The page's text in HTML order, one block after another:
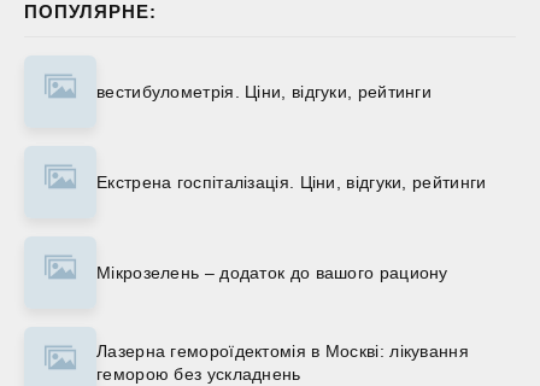
ПОПУЛЯРНЕ:
вестибулометрія. Ціни, відгуки, рейтинги
Екстрена госпіталізація. Ціни, відгуки, рейтинги
Мікрозелень – додаток до вашого рациону
Лазерна гемороїдектомія в Москві: лікування
геморою без ускладнень